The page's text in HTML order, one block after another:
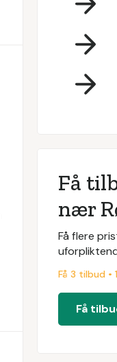
Få
nær
Få flere
Få 3 tilbud •
Få